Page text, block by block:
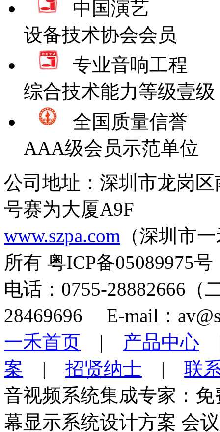
中国演艺
设备技术协会会员
专业音响工程
综合技术能力等级壹级
全国质量信誉
AAA级会员示范单位
公司地址：深圳市龙岗
号赛为大厦A9F
www.szpa.com （深圳市
所有 粤ICP备05089975号
电话：0755-28882666
28469696 E-mail：
一禾首页 | 产品中心
案 | 招贤纳士 | 联
音视频系统集成专家：
幕显示系统设计方案 会